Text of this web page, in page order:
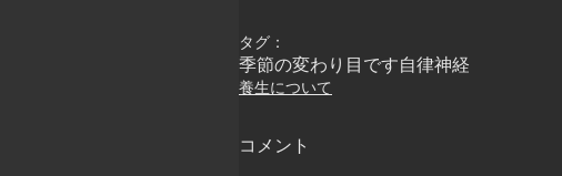
タグ：
季節の変わり目です自律神経
養生について
コメント